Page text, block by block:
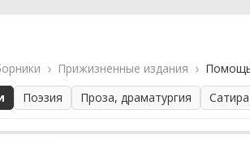
Прижизненные издания
Поэзия Проза, драматургия